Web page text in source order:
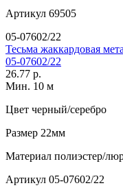
Артикул 69505
05-07602/22
Тесьма жаккардовая
05-07602/22
26.77 р.
Мин. 10 м
Цвет черный/серебро
Размер 22мм
Материал полиэстер/
Артикул 05-07602/22